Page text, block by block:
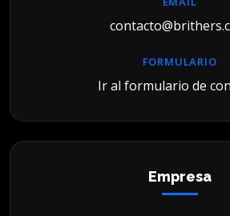
FORMULARIO
Ir al formulario de
Empresa